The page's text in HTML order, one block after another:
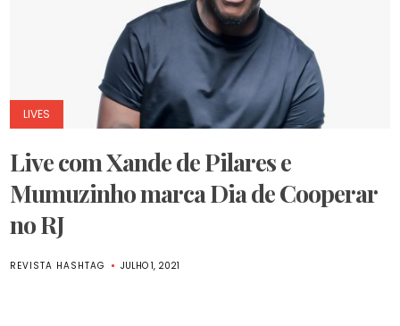
LIVES
Live com Xande de Pilares e
Mumuzinho marca Dia de Cooperar
no RJ
REVISTA HASHTAG JULHO 1, 2021